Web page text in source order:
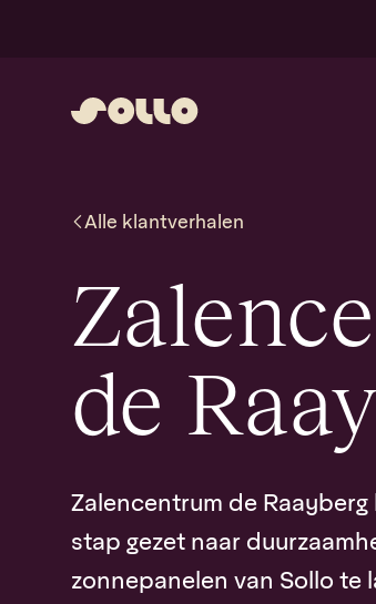
Alle klantverhalen
de
Zalencentrum de
stap gezet naar
zonnepanelen van Sollo te